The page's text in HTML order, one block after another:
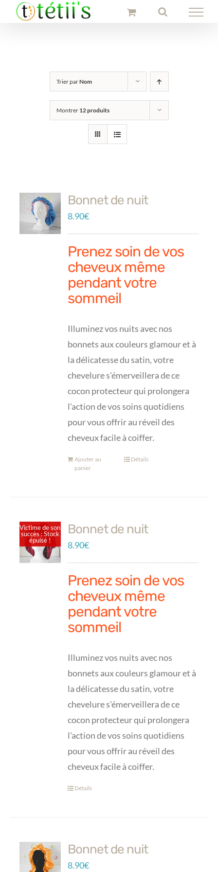
Passer
Trier parNom
Montrer 12 produits
Bonnet de nuit
8.90€
Prenez soin de vos
cheveux même
pendant votre
sommeil
Illuminez vos nuits avec nos
bonnets aux couleurs glamour et à
la délicatesse du satin, votre
chevelure s'émerveillera de ce
cocon protecteur qui prolongera
l'action de vos soins quotidiens
pour vous offrir au réveil des
cheveux facile à coiffer.
Ajouter au
panier
Détails
Victime de son
succès : Stock
épuisé !
Bonnet de nuit
8.90€
Prenez soin de vos
cheveux même
pendant votre
sommeil
Illuminez vos nuits avec nos
bonnets aux couleurs glamour et à
la délicatesse du satin, votre
chevelure s'émerveillera de ce
cocon protecteur qui prolongera
l'action de vos soins quotidiens
pour vous offrir au réveil des
cheveux facile à coiffer.
Détails
Bonnet de nuit
8.90€